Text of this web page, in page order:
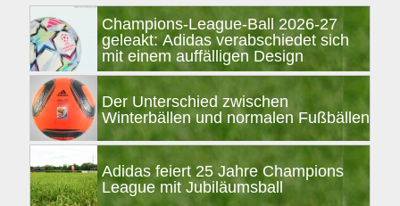
Champions-League-Ball 2026-27
geleakt: Adidas verabschiedet sich
mit einem auffälligen Design
Der Unterschied zwischen
Winterbällen und normalen Fußbällen
Adidas feiert 25 Jahre Champions
League mit Jubiläumsball